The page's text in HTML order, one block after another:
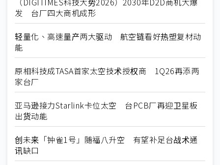
发 台厂四大商机成形
轻量化、高速量产两大驱动 航空链看好热塑复材动
能
原相科技成TASA首家太空技术授权商 1Q26再添两
家台厂
亚马逊接力Starlink卡位太空 台PCB厂再迎卫星板
出货动能
创未来「钟雀1号」随福八升空 有望补足台战术通
讯缺口